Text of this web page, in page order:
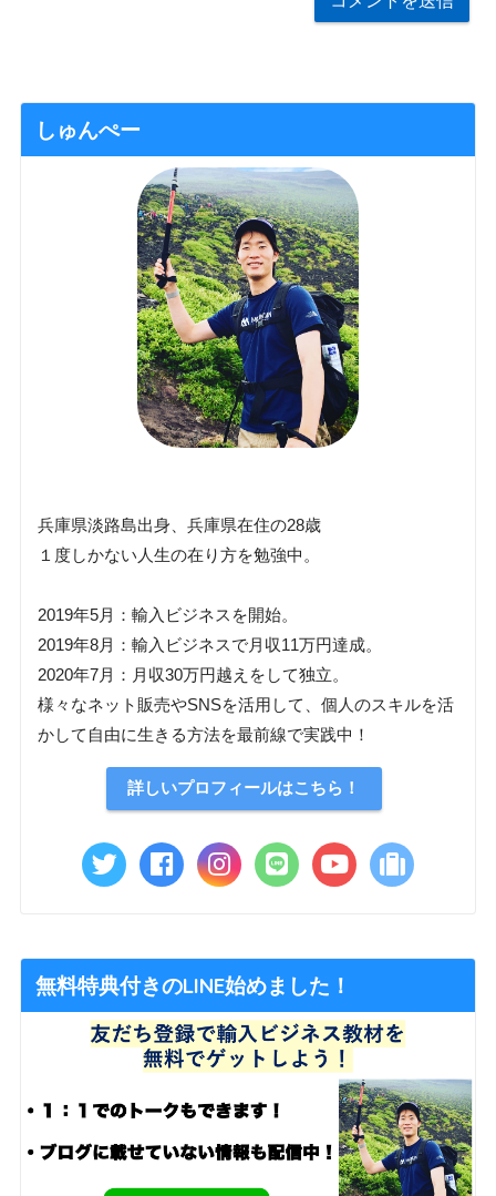
しゅんぺー
兵庫県淡路島出身、兵庫県在住の28歳
１度しかない人生の在り方を勉強中。
2019年5月：輸入ビジネスを開始。
2019年8月：輸入ビジネスで月収11万円達成。
2020年7月：月収30万円越えをして独立。
様々なネット販売やSNSを活用して、個人のスキルを活
かして自由に生きる方法を最前線で実践中！
詳しいプロフィールはこちら！
無料特典付きのLINE始めました！